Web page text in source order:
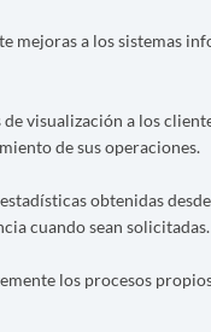
mejoras a los sistemas
visualización a los
de sus operaciones.
obtenidas
cuando sean solicitadas.
los procesos